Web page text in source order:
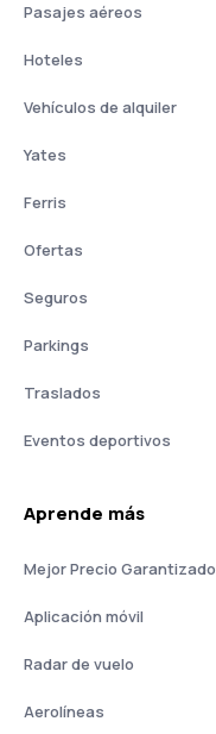
Pasajes aéreos
Hoteles
Vehículos de alquiler
Yates
Ferris
Ofertas
Seguros
Parkings
Traslados
Eventos deportivos
Aprende más
Mejor Precio Garantizado
Aplicación móvil
Radar de vuelo
Aerolíneas